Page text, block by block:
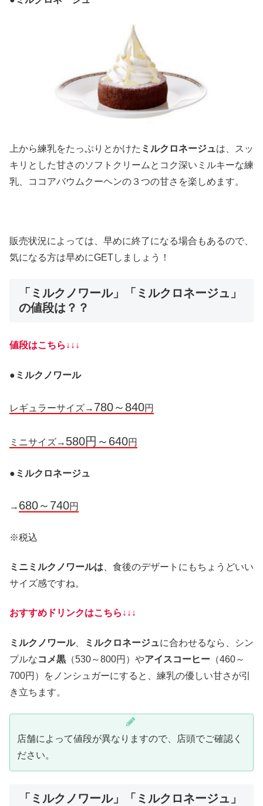
上から練乳をたっぷりとかけた ミルクロネージュは、スッ
キリとした甘さのソフトクリームとコク深いミルキーな練
乳、ココアバウムクーヘンの３つの甘さを楽しめます。
販売状況によっては、早めに終了になる場合もあるので、
気になる方は早めにGETしましょう！
「ミルクノワール」「ミルクロネージュ」
の値段は？？
値段はこちら↓↓↓
● ミルクノワール
レギュラーサイズ→ 780～840円
ミニサイズ→ 580円～640円
● ミルクロネージュ
→ 680～740円
※税込
ミニミルクノワールは 、食後のデザートにもちょうどいい
サイズ感ですね。
おすすめドリンクはこちら↓↓↓
ミルクノワール、 ミルクロネージュに合わせるなら、シン
プルなコメ黒 （530～800円）やアイスコーヒー （460～
700円）をノンシュガーにすると、練乳の優しい甘さが引
き立ちます。
店舗によって値段が異なりますので、店頭でご確認く
ださい。
「ミルクノワール」「ミルクロネージュ」